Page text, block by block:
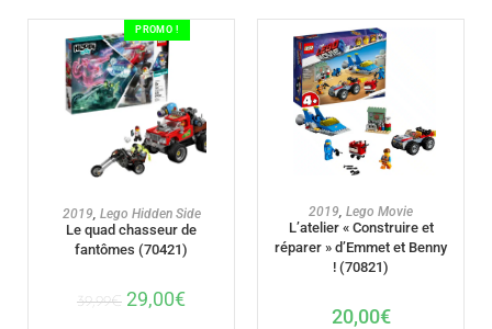
PROMO !
AJOUTER AU PANIER
2019 Lego Hidden Side
Le quad chasseur de
fantômes (70421)
39,99€ 29,00€
AJOUTER AU PANIER
2019 Lego Movie
L’atelier « Construire et
réparer » d’Emmet et Benny
! (70821)
20,00€